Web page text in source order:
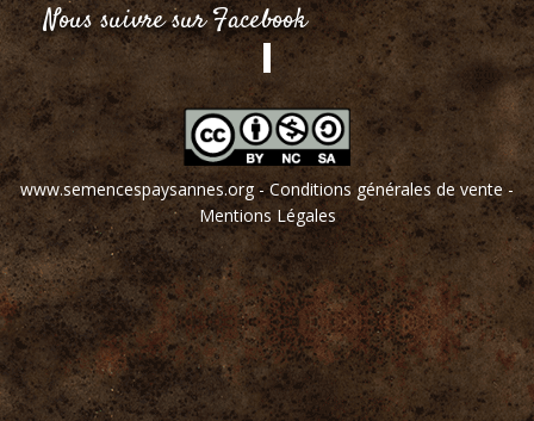
Nous suivre sur Facebook
www.semencespaysannes.org-Conditions générales de vente -
Mentions Légales